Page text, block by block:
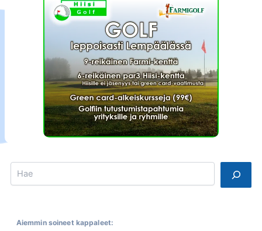
Search
Aiemmin soineet kappaleet: